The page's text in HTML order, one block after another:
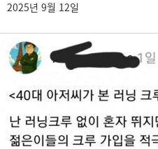
2025년 9월 12일